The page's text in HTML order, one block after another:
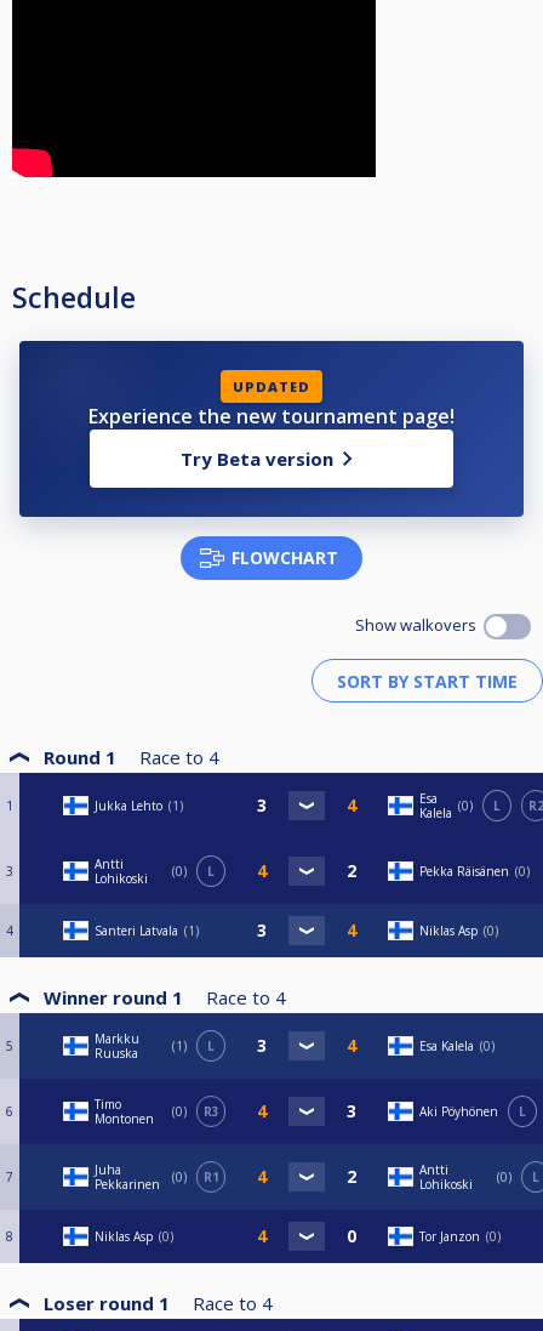
Schedule
UPDATED
Experience the new tournament page!
Try Beta version
FLOWCHART
Show walkovers
Round 1 Race to 4
1 Jukka Lehto 1
Esa
Kalela
0 L R2
3
Antti
Lohikoski
0 L Pekka Räisänen 0
4 Santeri Latvala 1 Niklas Asp 0
Winner round 1 Race to 4
5
Markku
Ruuska
1 L Esa Kalela 0
6
Timo
Montonen
0 R3 Aki Pöyhönen L
7
Juha
Pekkarinen
0 R1
Antti
Lohikoski
0 L
8 Niklas Asp 0 Tor Janzon 0
Loser round 1 Race to 4